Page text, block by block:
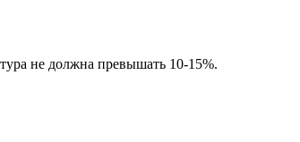
не должна превышать 10-15%.